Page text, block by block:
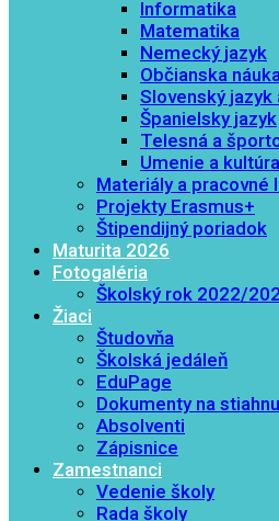
Informatika
Matematika
Nemecký jazyk
Občianska
Slovenský jazyk
Španielsky jazyk
Telesná a
Umenie a kultúra
Materiály a pracovné
Projekty Erasmus+
Štipendijný poriadok
Maturita 2026
Fotogaléria
Školský rok 2022/
Žiaci
Študovňa
Školská jedáleň
EduPage
Dokumenty na
Absolventi
Zápisnice
Zamestnanci
Vedenie školy
Rada školy